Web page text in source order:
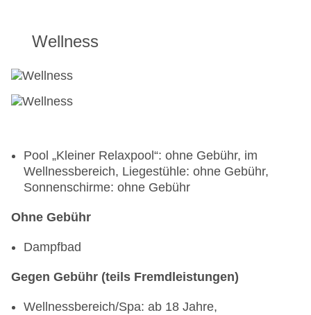
Wellness
Pool „Kleiner Relaxpool“: ohne Gebühr, im
Wellnessbereich, Liegestühle: ohne Gebühr,
Sonnenschirme: ohne Gebühr
Ohne Gebühr
Dampfbad
Gegen Gebühr (teils Fremdleistungen)
Wellnessbereich/Spa: ab 18 Jahre,